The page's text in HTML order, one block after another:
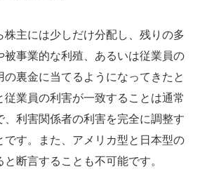
主には少しだけ分配し、残りの多
被事業的な利殖、あるいは従業員の
裏金に当てるようになってきたと
業員の利害が一致することは通常
利害関係者の利害を完全に調整す
です。また、アメリカ型と日本型の
断言することも不可能です。